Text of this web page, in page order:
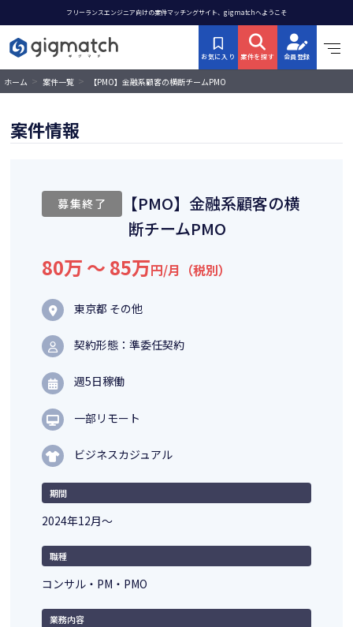
フリーランスエンジニア向けの案件マッチングサイト、gigmatchへようこそ
お気に入り 案件を探す 会員登録
ホーム > 案件一覧 > 【PMO】金融系顧客の横断チームPMO
案件情報
募集終了
【PMO】金融系顧客の横
断チームPMO
80万 〜 85万円/月（税別）
東京都 その他
契約形態：準委任契約
週5日稼働
一部リモート
ビジネスカジュアル
期間
2024年12月〜
職種
コンサル・PM・PMO
業務内容